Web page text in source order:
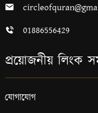
01886556429
প্রয়োজনীয় লিংক
যোগাযোগ